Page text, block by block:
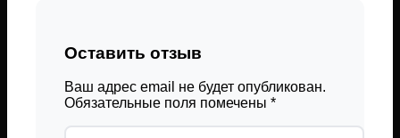
Оставить отзыв
Ваш адрес email не будет опубликован.
Обязательные поля помечены *